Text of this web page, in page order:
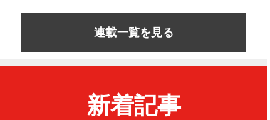
連載一覧を見る
新着記事